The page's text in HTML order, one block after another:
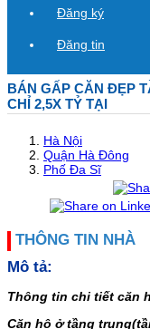
Đăng ký
Đăng tin
BÁN GẤP CĂN ĐẸP
CHỈ 2,5X TỶ TẠI
Hà Nội
Quận Hà Đông
Phố Đa Sĩ
THÔNG TIN NHÀ
Mô tả:
Thông tin chi tiết căn
Căn hộ ở tầng